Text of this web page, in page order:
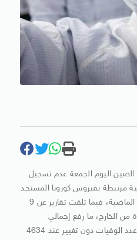
الصين اليوم الجمعة عدم تسجيل
مرتبطة بفيروس كورونا المستجد
(كوفيد-19) خلال الساعات الـ 24 الماضية، فيما تلقت تقارير عن 9
من الخارج، ما رفع إجمالي
المصابين إلى 85013 حالة وظل عدد الوفيات دون تغيير عند 4634